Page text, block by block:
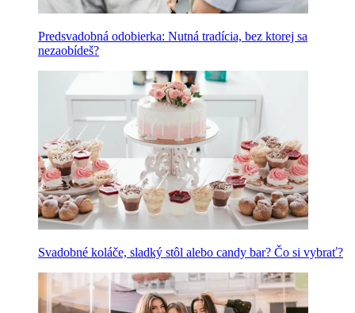
Predsvadobná odobierka: Nutná tradícia, bez ktorej sa
nezaobídeš?
Svadobné koláče, sladký stôl alebo candy bar? Čo si vybrať?